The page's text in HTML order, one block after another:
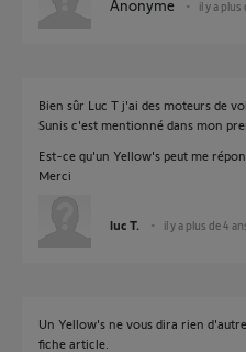
Anonyme il y a plus
Bien sûr Luc T j'ai des moteurs de
Sunis c'est mentionné dans mon
Est-ce qu'un Yellow's peut me
Merci
luc T. il y a plus de 4
Un Yellow's ne vous dira rien
fiche article.